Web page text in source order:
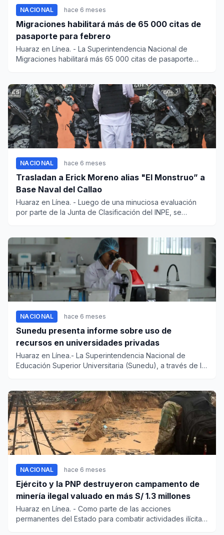
NACIONAL hace 6 meses
Migraciones habilitará más de 65 000 citas de
pasaporte para febrero
Huaraz en Línea. - La Superintendencia Nacional de
Migraciones habilitará más 65 000 citas de pasaporte
NACIONAL hace 6 meses
Trasladan a Erick Moreno alias "El Monstruo” a
Base Naval del Callao
Huaraz en Línea. - Luego de una minuciosa evaluación
por parte de la Junta de Clasificación del INPE, se
NACIONAL hace 6 meses
Sunedu presenta informe sobre uso de
recursos en universidades privadas
Huaraz en Línea.- La Superintendencia Nacional de
Educación Superior Universitaria (Sunedu), a través de la
NACIONAL hace 6 meses
Ejército y la PNP destruyeron campamento de
minería ilegal valuado en más S/ 1.3 millones
Huaraz en Línea. - Como parte de las acciones
permanentes del Estado para combatir actividades ilícitas